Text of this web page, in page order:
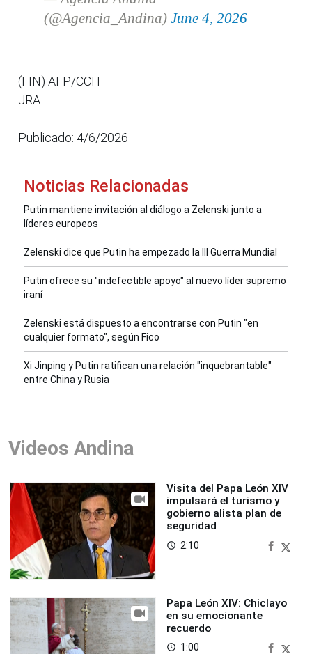
(@Agencia_Andina) June 4, 2026
(FIN) AFP/CCH
JRA
Publicado: 4/6/2026
Noticias Relacionadas
Putin mantiene invitación al diálogo a Zelenski junto a
líderes europeos
Zelenski dice que Putin ha empezado la III Guerra Mundial
Putin ofrece su "indefectible apoyo" al nuevo líder supremo
iraní
Zelenski está dispuesto a encontrarse con Putin "en
cualquier formato", según Fico
Xi Jinping y Putin ratifican una relación "inquebrantable"
entre China y Rusia
Videos Andina
Visita del Papa León XIV
impulsará el turismo y
gobierno alista plan de
seguridad
access_time 2:10
Papa León XIV: Chiclayo
en su emocionante
recuerdo
access_time 1:00